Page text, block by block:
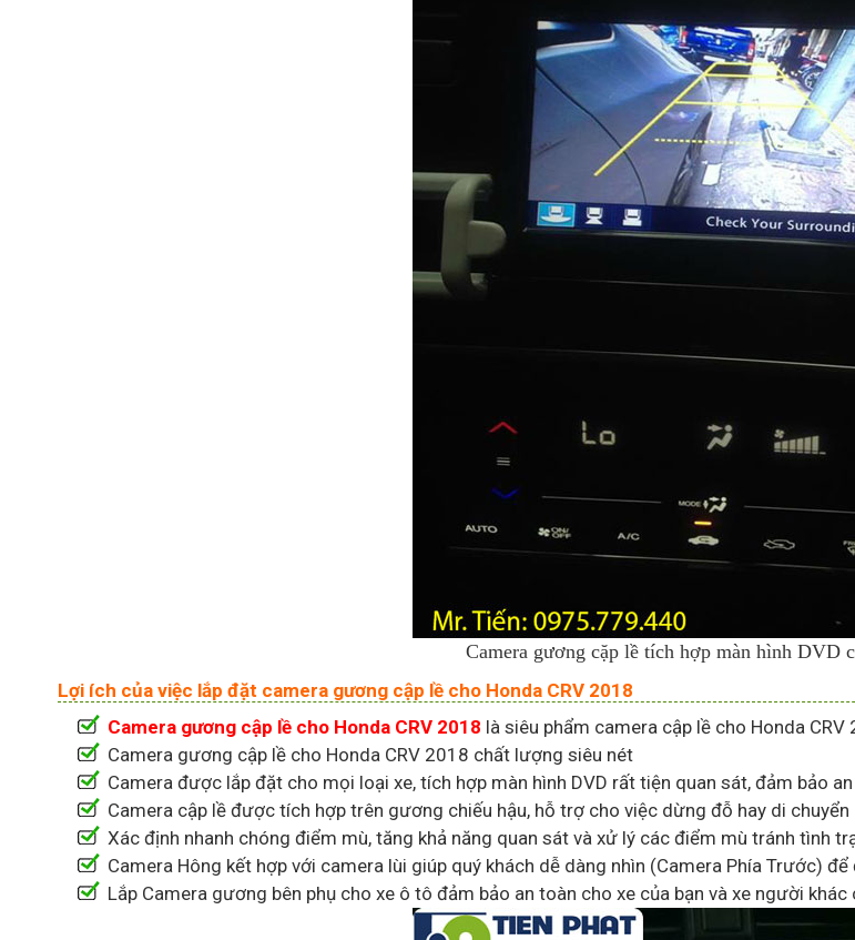
Camera gương cặp lề tích hợp màn hình DVD
Lợi ích của việc lắp đặt camera gương cập lề cho Honda CRV 2018
Camera gương cập lề cho Honda CRV 2018 là siêu phẩm camera cập lề cho Honda CRV
Camera gương cập lề cho Honda CRV 2018 chất lượng siêu nét
Camera được lắp đặt cho mọi loại xe, tích hợp màn hình DVD rất tiện quan sát, đảm bảo
Camera cập lề được tích hợp trên gương chiếu hậu, hỗ trợ cho việc dừng đỗ hay di
Xác định nhanh chóng điểm mù, tăng khả năng quan sát và xử lý các điểm mù tránh tình
Camera Hông kết hợp với camera lùi giúp quý khách dễ dàng nhìn (Camera Phía Trước)
Lắp Camera gương bên phụ cho xe ô tô đảm bảo an toàn cho xe của bạn và xe người